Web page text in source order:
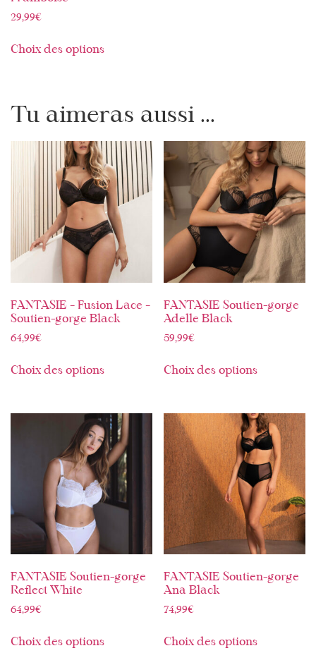
29,99€
Choix des options
Tu aimeras aussi ...
FANTASIE – Fusion Lace –
Soutien-gorge Black
64,99€
Choix des options
FANTASIE Soutien-gorge
Adelle Black
59,99€
Choix des options
FANTASIE Soutien-gorge
Reflect White
64,99€
Choix des options
FANTASIE Soutien-gorge
Ana Black
74,99€
Choix des options